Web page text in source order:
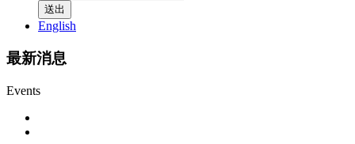
送出
English
最新消息
Events